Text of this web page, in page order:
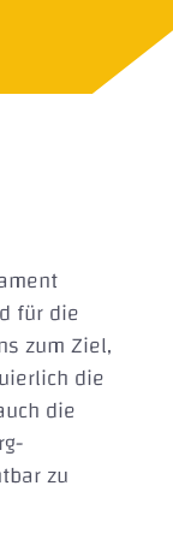
für die
zum Ziel,
die
die
zu